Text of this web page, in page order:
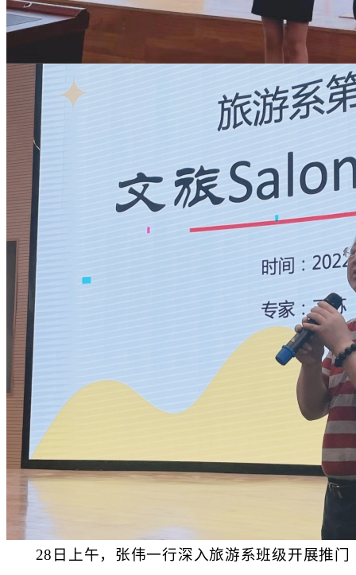
28日 上午， 张伟一行深入旅游系班级开展推门